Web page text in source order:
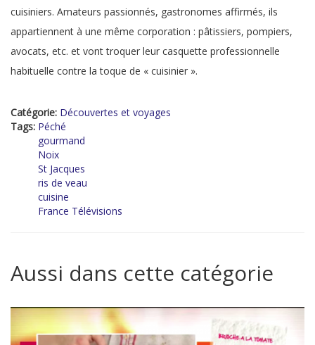
cuisiniers. Amateurs passionnés, gastronomes affirmés, ils
appartiennent à une même corporation : pâtissiers, pompiers,
avocats, etc. et vont troquer leur casquette professionnelle
habituelle contre la toque de « cuisinier ».
Catégorie: Découvertes et voyages
Tags: Péché
gourmand
Noix
St Jacques
ris de veau
cuisine
France Télévisions
Aussi dans cette catégorie